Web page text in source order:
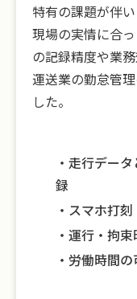
特有の課題が伴い
現場の実情に合
の記録精度や業
運送業の勤怠管
した。
走行デー
録
スマホ打
運行・拘
労働時間